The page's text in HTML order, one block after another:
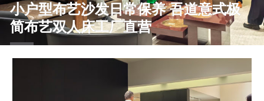
软床
小户型布艺沙发日常保养 吾道意式极
简布艺双人床工厂直营